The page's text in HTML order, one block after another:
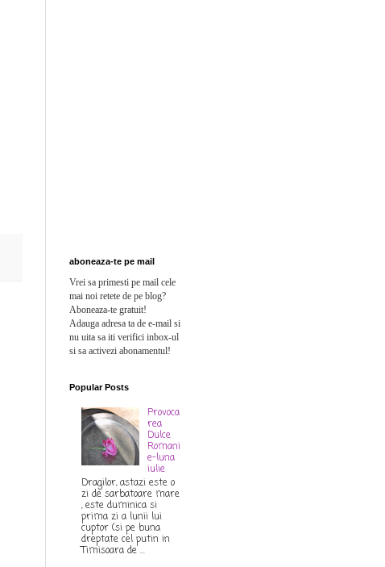
aboneaza-te pe mail
Vrei sa primesti pe mail cele
mai noi retete de pe blog?
Aboneaza-te gratuit!
Adauga adresa ta de e-mail si
nu uita sa iti verifici inbox-ul
si sa activezi abonamentul!
Popular Posts
Provoca
rea
Dulce
Romani
e-luna
iulie
Dragilor, astazi este o
zi de sarbatoare mare
, este duminica si
prima zi a lunii lui
cuptor (si pe buna
dreptate cel putin in
Timisoara de ...